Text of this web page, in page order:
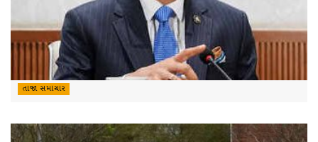
તાજા સમાચાર